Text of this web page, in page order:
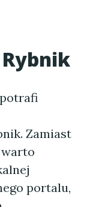
Zamiast
warto
portalu,